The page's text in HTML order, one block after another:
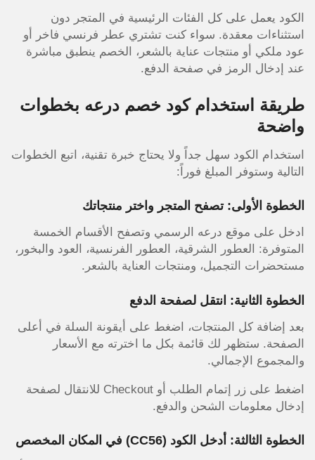
الكود يعمل على كل الفئات الرئيسية في المتجر دون
استثناءات معقدة. سواء كنت تشتري عطر فرنسي فاخر أو
عود ملكي أو منتجات عناية بالشعر، الخصم ينطبق مباشرة
عند إدخال الرمز في صفحة الدفع.
طريقة استخدام كود خصم درعه بخطوات
واضحة
استخدام الكود سهل جداً ولا يحتاج خبرة تقنية، اتبع الخطوات
التالية وستوفر المبلغ فوراً:
الخطوة الأولى: تصفح المتجر واختر منتجاتك
ادخل على موقع درعه الرسمي وتصفح الأقسام الخمسة
المتوفرة: العطور الشرقية، العطور الفرنسية، العود والبخور،
مستحضرات التجميل، ومنتجات العناية بالشعر.
الخطوة الثانية: انتقل لصفحة الدفع
بعد إضافة كل المنتجات، اضغط على أيقونة السلة في أعلى
الصفحة. ستظهر لك قائمة بكل ما اخترته مع الأسعار
والمجموع الإجمالي.
اضغط على زر إتمام الطلب أو Checkout للانتقال لصفحة
إدخال معلومات الشحن والدفع.
الخطوة الثالثة: أدخل الكود (CC56) في المكان المخصص